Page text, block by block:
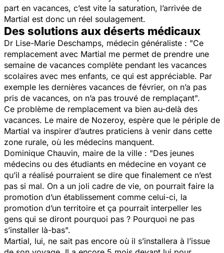
part en vacances, c’est vite la saturation, l’arrivée de
Martial est donc un réel soulagement.
Des solutions aux déserts médicaux
Dr Lise-Marie Deschamps, médecin généraliste : "Ce
remplacement avec Martial me permet de prendre une
semaine de vacances complète pendant les vacances
scolaires avec mes enfants, ce qui est appréciable. Par
exemple les dernières vacances de février, on n’a pas
pris de vacances, on n’a pas trouvé de remplaçant".
Ce problème de remplacement va bien au-delà des
vacances. Le maire de Nozeroy, espère que le périple de
Martial va inspirer d’autres praticiens à venir dans cette
zone rurale, où les médecins manquent.
Dominique Chauvin, maire de la ville : "Des jeunes
médecins ou des étudiants en médecine en voyant ce
qu’il a réalisé pourraient se dire que finalement ce n’est
pas si mal. On a un joli cadre de vie, on pourrait faire la
promotion d’un établissement comme celui-ci, la
promotion d’un territoire et ça pourrait interpeller les
gens qui se diront pourquoi pas ? Pourquoi ne pas
s’installer là-bas".
Martial, lui, ne sait pas encore où il s’installera à l’issue